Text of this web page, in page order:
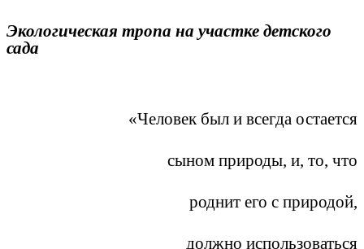
Экологическая тропа на участке детского
сада
«Человек был и всегда остается
сыном природы, и, то, что
роднит его с природой,
должно использоваться